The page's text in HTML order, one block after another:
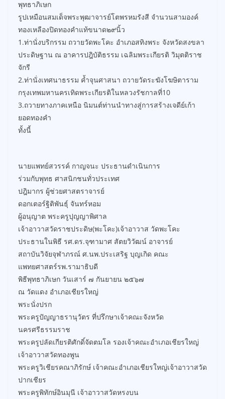
พุทธาภิเษก
รูปเหมือนสมเด็จพระพุฒาจารย์โตพรหมรังสี จำนวนสามองค์
ทองเหลืองปิดทองคำแท้ขนาด๒๙นิ้ว
1.ท่านั่งบริกรรม ถวายวัดพะโคะ อำเภอสทิงพระ จังหวัดสงขลา
ประดิษฐาน ณ อาคารปฎิบัติธรรม เฉลิมพระเกียรติ วิมุตติราช
จักรี
2.ท่านั่งเทศนาธรรม ค้ำจุนศาสนา ถวายวัดระฆังโฆษิตาราม
กรุงเทพมหานครเทิดพระเกียรติในหลวงรัชกาลที่10
3.ถวายทางภาคเหนือ นิมนต์ท่านนำทางสู่การสร้างเจดีย์เก้า
ยอดทองคำ
ทั้งนี้
นายแพทย์สวรรค์ กาญจนะ ประธานดำเนินการ
ร่วมกับพุทธ ศาสนิกชนทั่วประเทศ
ปฎิมากร ผู้ช่วยศาสตราจารย์
ดอกเตอร์ฐิติพันธุ์ จันทร์หอม
ผู้อนุญาต พระครูปุญญาพิศาล
เจ้าอาวาสวัดราชประดิษ(พะโคะ)เจ้าอาวาส วัดพะโคะ
ประธานในพิธี รศ.ดร.จุฑามาศ สัตยวิวัฒน์ อาจารย์
สถาบันวิจัยจุฬาภรณ์ ศ.นพ.ประเสริฐ บุญเกิด คณะ
แพทยศาสตร์รพ.รามาธิบดี
พิธีพุทธาภิเษก วันเสาร์ ๗ กันยายน ๒๕๖๗
ณ วัดแดง อำเภอเชียรใหญ่
พระนั่งปรก
พระครูปัญญาธรานุวัตร ที่ปรึกษาเจ้าคณะจังหวัด
นครศรีธรรมราช
พระครูปลัดเกียรติศักดิ์จัดตมโล รองเจ้าคณะอำเภอเชียรใหญ่
เจ้าอาวาสวัดทองพูน
พระครูวิเชียรคณาภิรักษ์ เจ้าคณะอำเภอเชียรใหญ่เจ้าอาวาสวัด
ปากเชียร
พระครูพิทักษ์อินมุนี เจ้าอาวาสวัดหรงบน